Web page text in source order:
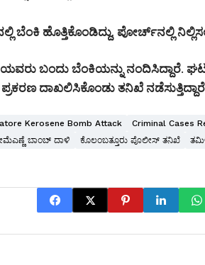
ಹೊತ್ತಿಕೊಂಡಿದ್ದು, ಪೋರ್ಚ್‌ನಲ್ಲಿ
ಬಂದು ಬೆಂಕಿಯನ್ನು ನಂದಿಸಿದ್ದಾರೆ.
ದಾಖಲಿಸಿಕೊಂಡು ತನಿಖೆ
Kerosene Bomb Attack Criminal Cases
ಬಾಂಬ್ ದಾಳಿ ಕೊಲಂಬತ್ತೂರು ಪೊಲೀಸ್ ತನಿಖೆ